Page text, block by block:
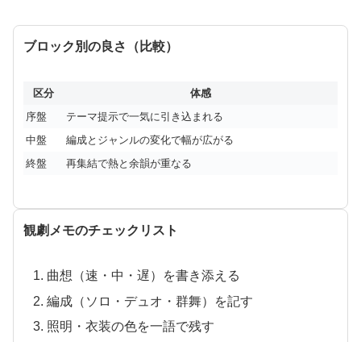
ブロック別の良さ（比較）
区分
体感
序盤
テーマ提示で一気に引き込まれる
中盤
編成とジャンルの変化で幅が広がる
終盤
再集結で熱と余韻が重なる
観劇メモのチェックリスト
曲想（速・中・遅）を書き添える
編成（ソロ・デュオ・群舞）を記す
照明・衣装の色を一語で残す